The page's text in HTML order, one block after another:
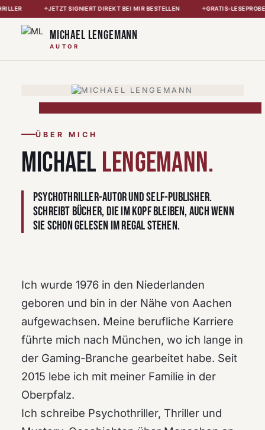
Zum
Inhalt
springen
JETZT SIGNIERT DIREKT BEI MIR BESTELLEN GRATIS-
Michael Lengemann
AUTOR
ÜBER MICH
MICHAEL LENGEMANN.
Psychothriller-Autor und Self-Publisher.
Schreibt Bücher, die im Kopf bleiben, auch wenn
sie schon gelesen im Regal stehen.
Ich wurde 1976 in den Niederlanden
geboren und bin in der Nähe von Aachen
aufgewachsen. Meine berufliche Karriere
führte mich nach München, wo ich lange in
der Gaming-Branche gearbeitet habe. Seit
2015 lebe ich mit meiner Familie in der
Oberpfalz.
Ich schreibe Psychothriller, Thriller und